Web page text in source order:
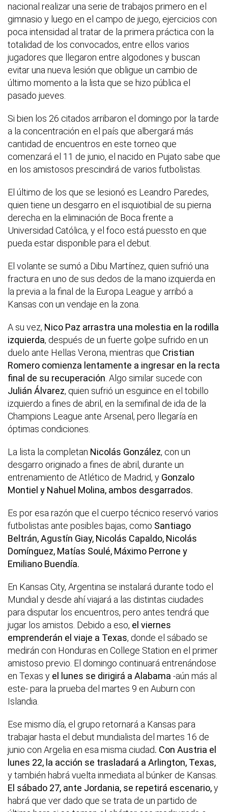
nacional realizar una serie de trabajos primero en el
gimnasio y luego en el campo de juego, ejercicios con
poca intensidad al tratar de la primera práctica con la
totalidad de los convocados, entre ellos varios
jugadores que llegaron entre algodones y buscan
evitar una nueva lesión que obligue un cambio de
último momento a la lista que se hizo pública el
pasado jueves.
Si bien los 26 citados arribaron el domingo por la tarde
a la concentración en el país que albergará más
cantidad de encuentros en este torneo que
comenzará el 11 de junio, el nacido en Pujato sabe que
en los amistosos prescindirá de varios futbolistas.
El último de los que se lesionó es Leandro Paredes,
quien tiene un desgarro en el isquiotibial de su pierna
derecha en la eliminación de Boca frente a
Universidad Católica, y el foco está puessto en que
pueda estar disponible para el debut.
El volante se sumó a Dibu Martínez, quien sufrió una
fractura en uno de sus dedos de la mano izquierda en
la previa a la final de la Europa League y arribó a
Kansas con un vendaje en la zona.
A su vez, Nico Paz arrastra una molestia en la rodilla
izquierda, después de un fuerte golpe sufrido en un
duelo ante Hellas Verona, mientras que Cristian
Romero comienza lentamente a ingresar en la recta
final de su recuperación . Algo similar sucede con
Julián Álvarez, quien sufrió un esguince en el tobillo
izquierdo a fines de abril, en la semifinal de ida de la
Champions League ante Arsenal, pero llegaría en
óptimas condiciones.
La lista la completan Nicolás González, con un
desgarro originado a fines de abril, durante un
entrenamiento de Atlético de Madrid, y Gonzalo
Montiel y Nahuel Molina, ambos desgarrados.
Es por esa razón que el cuerpo técnico reservó varios
futbolistas ante posibles bajas, como Santiago
Beltrán, Agustín Giay, Nicolás Capaldo, Nicolás
Domínguez, Matías Soulé, Máximo Perrone y
Emiliano Buendía.
En Kansas City, Argentina se instalará durante todo el
Mundial y desde ahí viajará a las distintas ciudades
para disputar los encuentros, pero antes tendrá que
jugar los amistos. Debido a eso, el viernes
emprenderán el viaje a Texas, donde el sábado se
medirán con Honduras en College Station en el primer
amistoso previo. El domingo continuará entrenándose
en Texas y el lunes se dirigirá a Alabama -aún más al
este- para la prueba del martes 9 en Auburn con
Islandia.
Ese mismo día, el grupo retornará a Kansas para
trabajar hasta el debut mundialista del martes 16 de
junio con Argelia en esa misma ciudad. Con Austria el
lunes 22, la acción se trasladará a Arlington, Texas,
y también habrá vuelta inmediata al búnker de Kansas.
El sábado 27, ante Jordania, se repetirá escenario,y
habrá que ver dado que se trata de un partido de